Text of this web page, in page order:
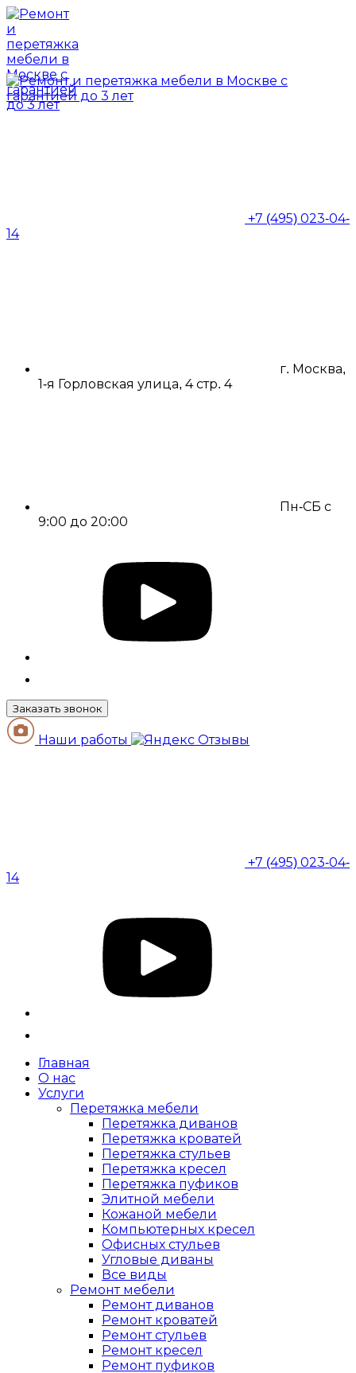
+7 (495) 023-04-
14
г. Москва,
1-я Горловская улица, 4 стр. 4
Пн-СБ с
9:00 до 20:00
Заказать звонок
Наши работы
+7 (495) 023-04-
14
Главная
О нас
Услуги
Перетяжка мебели
Перетяжка диванов
Перетяжка кроватей
Перетяжка стульев
Перетяжка кресел
Перетяжка пуфиков
Элитной мебели
Кожаной мебели
Компьютерных кресел
Офисных стульев
Угловые диваны
Все виды
Ремонт мебели
Ремонт диванов
Ремонт кроватей
Ремонт стульев
Ремонт кресел
Ремонт пуфиков